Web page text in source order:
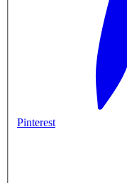
Pinterest